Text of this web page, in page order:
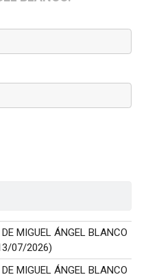
MIGUEL ÁNGEL BLANCO
07/2026)
MIGUEL ÁNGEL BLANCO